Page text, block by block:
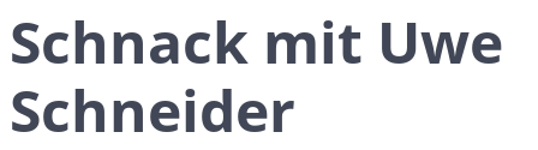
Schnack mit Uwe
Schneider